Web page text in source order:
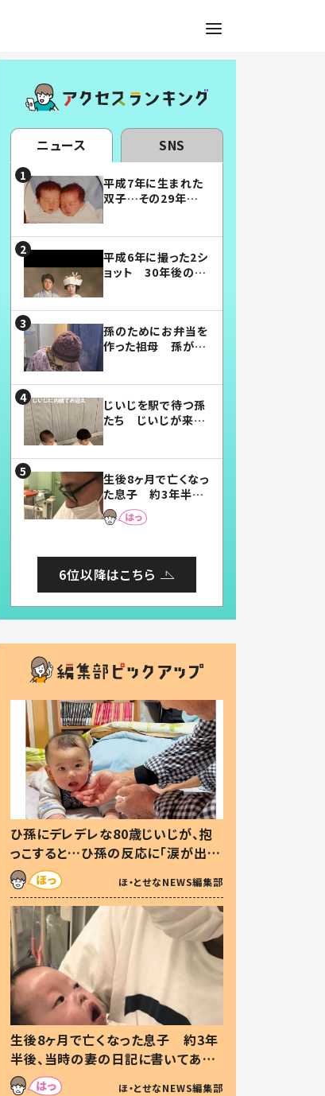
ニュース SNS
平成7年に生まれた
双子…その29年後
平成6年に撮った2シ
ョット 30年後の姿
孫のためにお弁当を
作った祖母 孫が絶
じいじを駅で待つ孫
たち じいじが来た
まらない」「幸せにな
れる」
生後8ヶ月で亡くなっ
た息子 約3年半
後、当時の妻の日記
に書いてあった本音
6位以降はこちら
ひ孫にデレデレな80歳じいじが、抱
っこすると…ひ孫の反応に「涙が出ま
した」「可愛くて仕方ない」
ほ・とせなNEWS編集部
生後8ヶ月で亡くなった息子 約3年
半後、当時の妻の日記に書いてあっ
た本音とは
ほ・とせなNEWS編集部